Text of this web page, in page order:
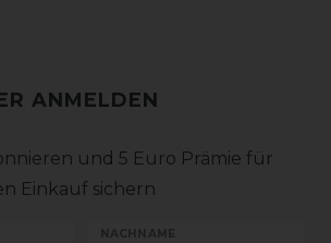
ANMELDEN
und 5 Euro Prämie für
Einkauf sichern
NACHNAME